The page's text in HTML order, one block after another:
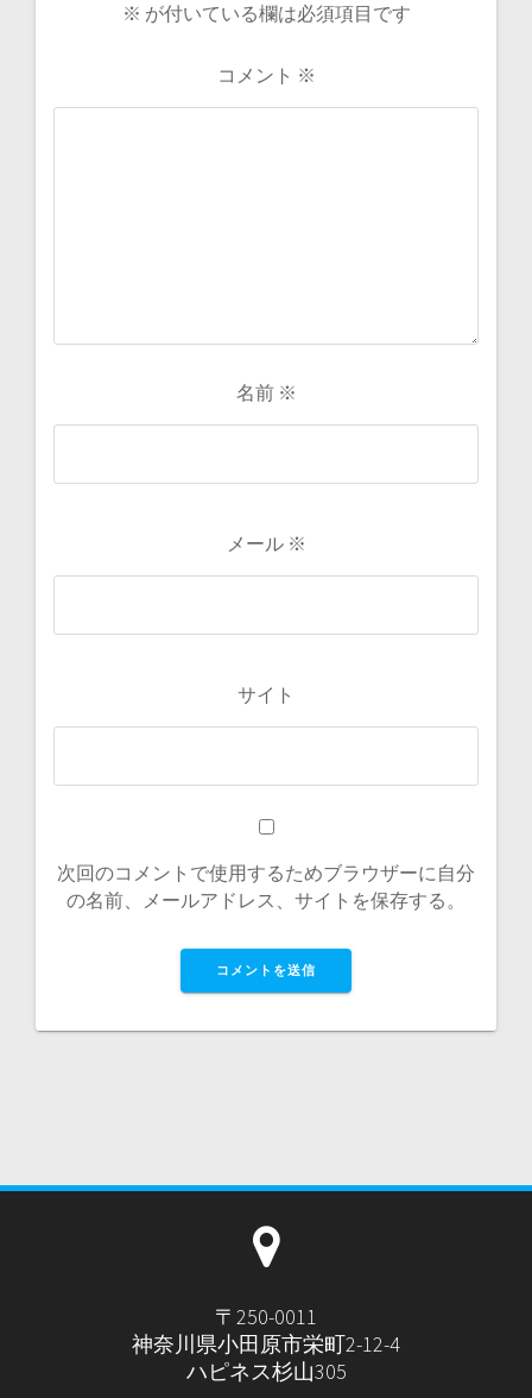
※ が付いている欄は必須項目です
コメント ※
名前 ※
メール ※
サイト
次回のコメントで使用するためブラウザーに自分
の名前、メールアドレス、サイトを保存する。
〒250-0011
神奈川県小田原市栄町2-12-4
ハピネス杉山305